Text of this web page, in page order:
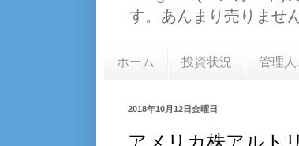
す。あんまり売りませ
ホーム 投資状況 管理
2018年10月12日金曜日
アメリカ株アルト